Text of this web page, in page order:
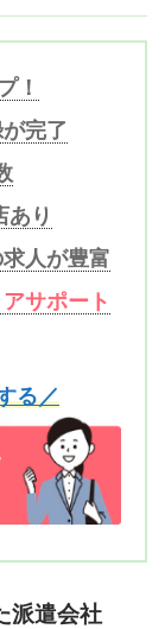
！
完了
あり
人が豊富
サポート
る／
派遣会社